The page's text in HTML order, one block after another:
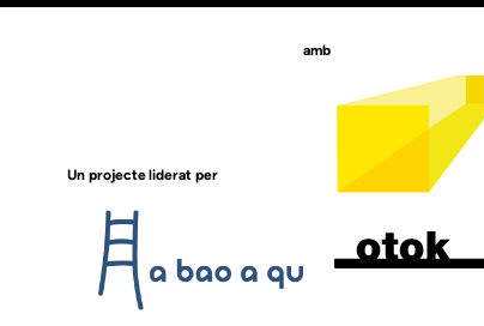
Un projecte liderat per
amb